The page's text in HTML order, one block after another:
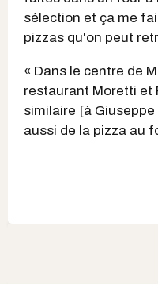
sélection et ça me
pizzas qu'on peut
« Dans le centre de
restaurant Moretti et
similaire [à
aussi de la pizza au